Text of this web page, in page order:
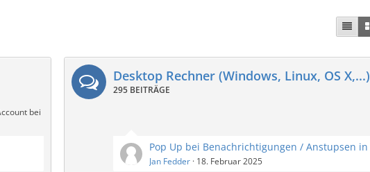
bei
Desktop Rechner (Windows, Linux, OS X,...)
295 BEITRÄGE
Jan Fedder 18. Februar 2025